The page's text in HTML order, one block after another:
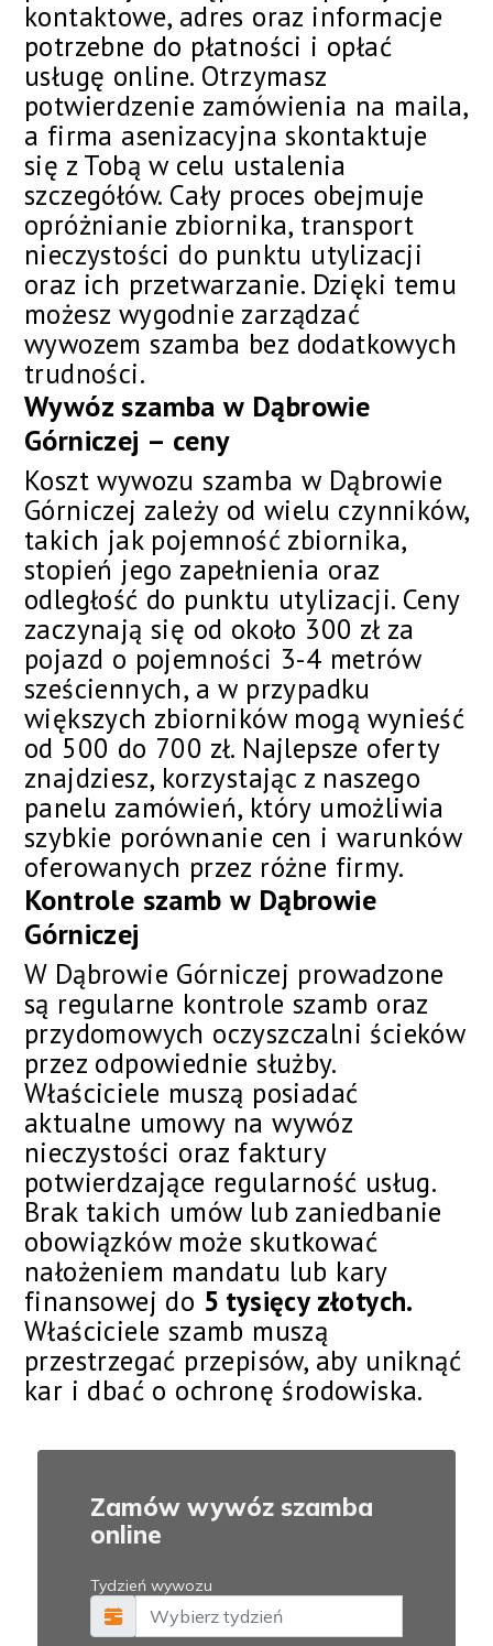
kontaktowe, adres oraz informacje
potrzebne do płatności i opłać
usługę online. Otrzymasz
potwierdzenie zamówienia na maila,
a firma asenizacyjna skontaktuje
się z Tobą w celu ustalenia
szczegółów. Cały proces obejmuje
opróżnianie zbiornika, transport
nieczystości do punktu utylizacji
oraz ich przetwarzanie. Dzięki temu
możesz wygodnie zarządzać
wywozem szamba bez dodatkowych
trudności.
Wywóz szamba w Dąbrowie
Górniczej – ceny
Koszt wywozu szamba w Dąbrowie
Górniczej zależy od wielu czynników,
takich jak pojemność zbiornika,
stopień jego zapełnienia oraz
odległość do punktu utylizacji. Ceny
zaczynają się od około 300 zł za
pojazd o pojemności 3-4 metrów
sześciennych, a w przypadku
większych zbiorników mogą wynieść
od 500 do 700 zł. Najlepsze oferty
znajdziesz, korzystając z naszego
panelu zamówień, który umożliwia
szybkie porównanie cen i warunków
oferowanych przez różne firmy.
Kontrole szamb w Dąbrowie
Górniczej
W Dąbrowie Górniczej prowadzone
są regularne kontrole szamb oraz
przydomowych oczyszczalni ścieków
przez odpowiednie służby.
Właściciele muszą posiadać
aktualne umowy na wywóz
nieczystości oraz faktury
potwierdzające regularność usług.
Brak takich umów lub zaniedbanie
obowiązków może skutkować
nałożeniem mandatu lub kary
finansowej do 5 tysięcy złotych.
Właściciele szamb muszą
przestrzegać przepisów, aby uniknąć
kar i dbać o ochronę środowiska.